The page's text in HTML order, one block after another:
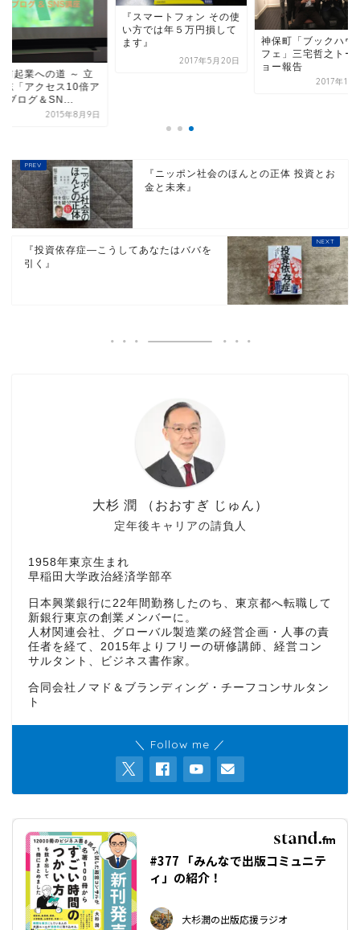
前起業への道 ～ 立
志「アクセス10倍ア
ブログ＆SN...
2015年8月9日
『スマートフォン その使
い方では年５万円損して
ます』
2017年5月20日
神保町「ブックハウ
フェ」三宅哲之トー
ョー報告
2017年10
『ニッポン社会のほんとの正体 投資とお
金と未来』
『投資依存症―こうしてあなたはババを
引く』
定年後キャリアの請負人
大杉 潤 （おおすぎ じゅん）
1958年東京生まれ
早稲田大学政治経済学部卒
日本興業銀行に22年間勤務したのち、東京都へ転職して
新銀行東京の創業メンバーに。
人材関連会社、グローバル製造業の経営企画・人事の責
任者を経て、2015年よりフリーの研修講師、経営コン
サルタント、ビジネス書作家。
合同会社ノマド＆ブランディング・チーフコンサルタン
ト
＼ Follow me ／